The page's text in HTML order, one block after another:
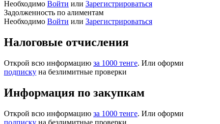
Необходимо Войти или Зарегистрироваться
Задолженность по алиментам
Необходимо Войти или Зарегистрироваться
Налоговые отчисления
Открой всю информацию за 1000 тенге. Или оформи
подписку на безлимитные проверки
Информация по закупкам
Открой всю информацию за 1000 тенге. Или оформи
подписку на безлимитные проверки